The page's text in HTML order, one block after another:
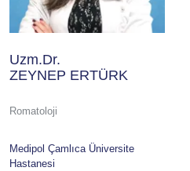
Uzm.Dr.
ZEYNEP ERTÜRK
Romatoloji
Medipol Çamlıca Üniversite
Hastanesi